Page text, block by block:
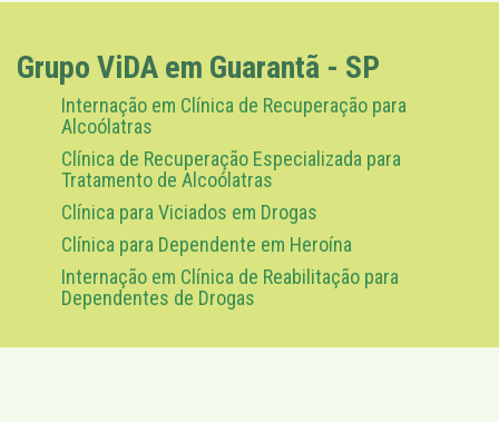
Grupo ViDA em Guarantã - SP
Internação em Clínica de Recuperação para
Alcoólatras
Clínica de Recuperação Especializada para
Tratamento de Alcoólatras
Clínica para Viciados em Drogas
Clínica para Dependente em Heroína
Internação em Clínica de Reabilitação para
Dependentes de Drogas